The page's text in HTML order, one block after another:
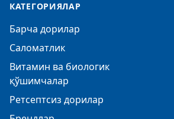
КАТЕГОРИЯЛАР
Барча дорилар
Саломатлик
Витамин ва биологик
қўшимчалар
Ретсептсиз дорилар